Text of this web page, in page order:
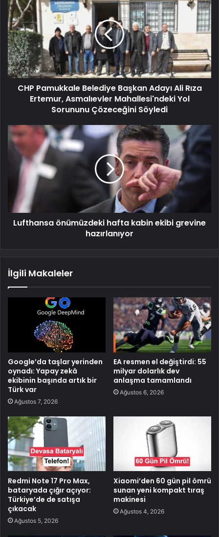
CHP Pamukkale Belediye Başkan Adayı Ali Rıza
Ertemur, Asmalıevler Mahallesi'ndeki Yol
Sorununu Çözeceğini Söyledi
Lufthansa önümüzdeki hafta kabin ekibi grevine
hazırlanıyor
İlgili Makaleler
Google’da taşlar yerinden
oynadı: Yapay zekâ
ekibinin başında artık bir
Türk var
Ağustos 7, 2026
EA resmen el değiştirdi: 55
milyar dolarlık dev
anlaşma tamamlandı
Ağustos 6, 2026
Redmi Note 17 Pro Max,
bataryada çığır açıyor:
Türkiye’de de satışa
çıkacak
Ağustos 5, 2026
Xiaomi’den 60 gün pil ömrü
sunan yeni kompakt tıraş
makinesi
Ağustos 4, 2026